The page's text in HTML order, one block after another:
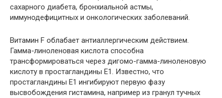
сахарного диабета, бронхиальной астмы,
иммунодефицитных и онкологических заболеваний.
Витамин F облабает антиаллергическим действием.
Гамма-линоленовая кислота способна
трансформироваться через дигомо-гамма-линоленовую
кислоту в простагландины Е1. Известно, что
простагландины Е1 ингибируют первую фазу
высвобождения гистамина, например из гранул тучных